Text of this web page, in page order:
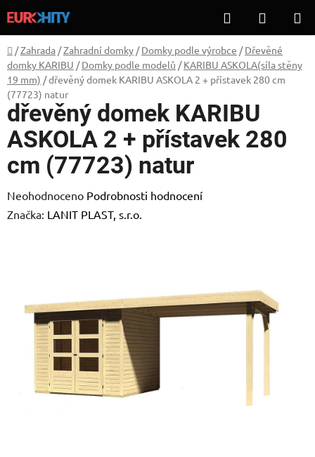
na
obsah
Hledat
KOŠÍK
Domů
/Zahrada /Zahradní domky / Domky podle výrobce / Dřevěné
domky KARIBU / Domky podle modelů / KARIBU ASKOLA(síla stěny
19 mm) /dřevěný domek KARIBU ASKOLA 2 + přístavek 280 cm
(77723) natur
dřevěný domek KARIBU
ASKOLA 2 + přístavek 280
cm (77723) natur
Průměrné
hodnocení
hvězdiček.
Neohodnoceno Podrobnosti hodnocení
Značka: LANIT PLAST, s.r.o.